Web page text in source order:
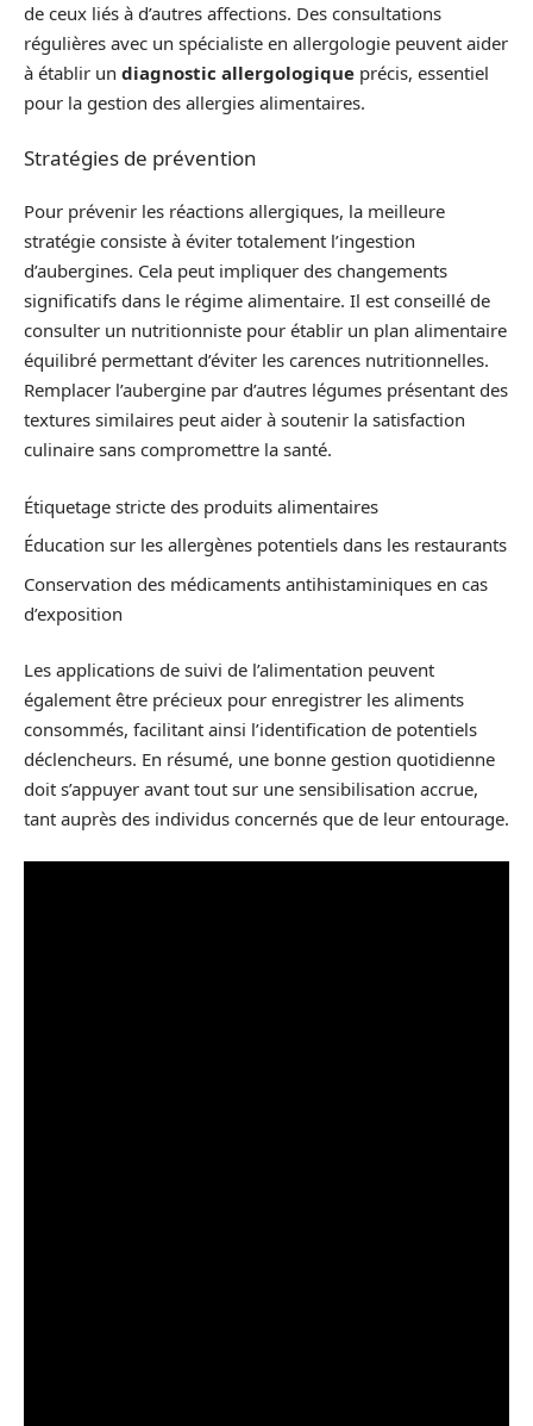
de ceux liés à d’autres affections. Des consultations
régulières avec un spécialiste en allergologie peuvent aider
à établir un diagnostic allergologique précis, essentiel
pour la gestion des allergies alimentaires.
Stratégies de prévention
Pour prévenir les réactions allergiques, la meilleure
stratégie consiste à éviter totalement l’ingestion
d’aubergines. Cela peut impliquer des changements
significatifs dans le régime alimentaire. Il est conseillé de
consulter un nutritionniste pour établir un plan alimentaire
équilibré permettant d’éviter les carences nutritionnelles.
Remplacer l’aubergine par d’autres légumes présentant des
textures similaires peut aider à soutenir la satisfaction
culinaire sans compromettre la santé.
Étiquetage stricte des produits alimentaires
Éducation sur les allergènes potentiels dans les restaurants
Conservation des médicaments antihistaminiques en cas
d’exposition
Les applications de suivi de l’alimentation peuvent
également être précieux pour enregistrer les aliments
consommés, facilitant ainsi l’identification de potentiels
déclencheurs. En résumé, une bonne gestion quotidienne
doit s’appuyer avant tout sur une sensibilisation accrue,
tant auprès des individus concernés que de leur entourage.